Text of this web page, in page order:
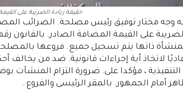
حقيقة زيادة الضريبة على
وجه مختار توفيق رئيس مصلحة. الضرائب
ذاتها يتم تسجيل جميع. فروعها
لاتخاذ أية إجراءات قانونية. ضد من يخالف
التنفيذية ، مؤكدا على. ضرورة التزام
أمام الجمهور. بالمقر الرئيسى والفروع .